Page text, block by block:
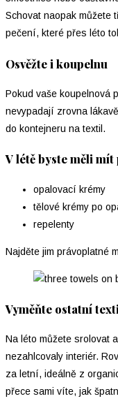
Schovat naopak můžete
pečení, které přes léto
Osvěžte i koupelnu
Pokud vaše koupelnová
nevypadají zrovna
do kontejneru na textil.
V létě byste měli mít
opalovací krémy
tělové krémy po
repelenty
Najděte jim právoplatné
Vyměňte ostatní
Na léto můžete srolovat
nezahlcovaly interiér.
za letní, ideálně z
přece sami víte, jak